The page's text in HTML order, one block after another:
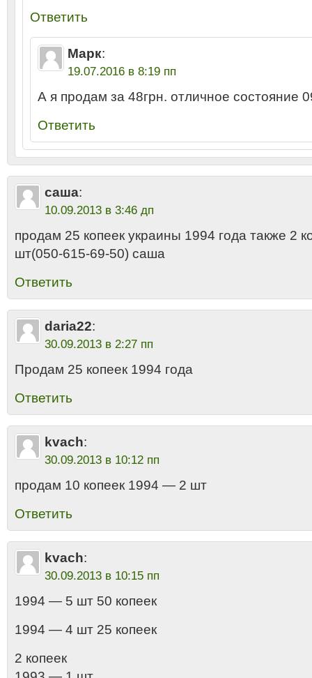
Ответить
Марк:
19.07.2016 в 8:19 пп
А я продам за 48грн. отличное состояние
Ответить
саша:
10.09.2013 в 3:46 дп
продам 25 копеек украины 1994 года также 2
шт(050-615-69-50) саша
Ответить
daria22:
30.09.2013 в 2:27 пп
Продам 25 копеек 1994 года
Ответить
kvach:
30.09.2013 в 10:12 пп
продам 10 копеек 1994 — 2 шт
Ответить
kvach:
30.09.2013 в 10:15 пп
1994 — 5 шт 50 копеек
1994 — 4 шт 25 копеек
2 копеек